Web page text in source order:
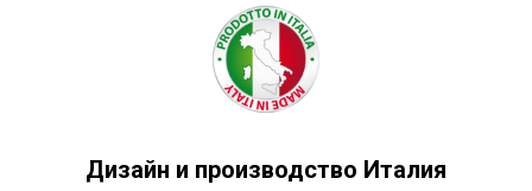
Дизайн и производство Италия